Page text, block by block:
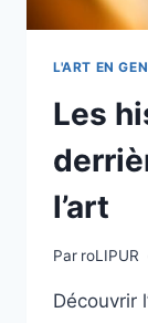
L'ART EN
Les
l’art
Par roLIPUR
Découvrir